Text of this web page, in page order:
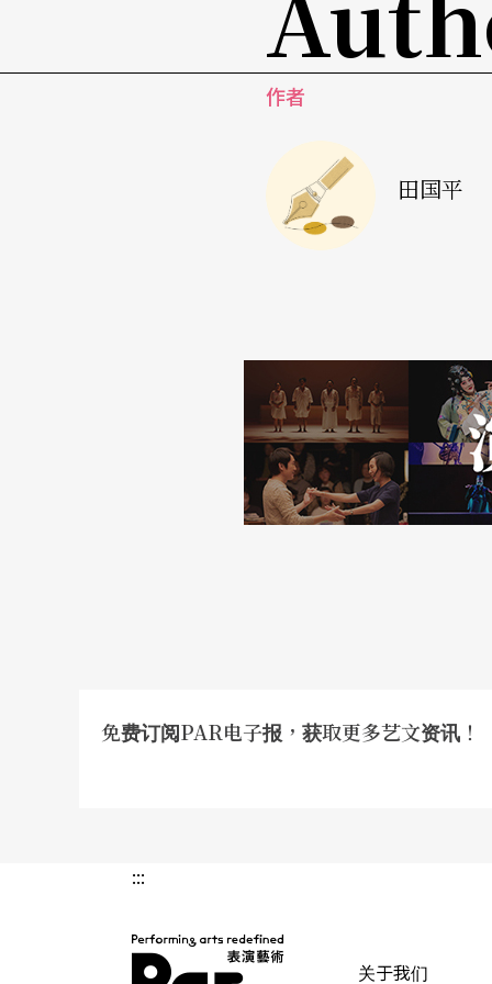
第一男主角，艾玛．汤普逊夫唱妇随地担任第
的，却是第一次跑来英国演莎士比亚的基努．
的清纯可人。由RSC出面改编的电影，颇有巧
这个故事描述一对个性十分不合又爱斗嘴互亏
方会跟自己斗嘴其实是因为喜欢自己，而让故
合下，趁女主角在厕所时，女生们在洗手间
「不小心」偷听到同事的耳语，说女主角多
威尼斯商人》
尼斯商人」，犹太商人放高利贷，威尼斯商
商人为了帮助朋友约瑟夫．范恩斯成婚，向犹
尔．帕西诺则咄咄逼人，非要割那一磅肉不可
作者
田国平
免费订阅PAR电子报，获取更多艺文资讯！
:::
关于我们